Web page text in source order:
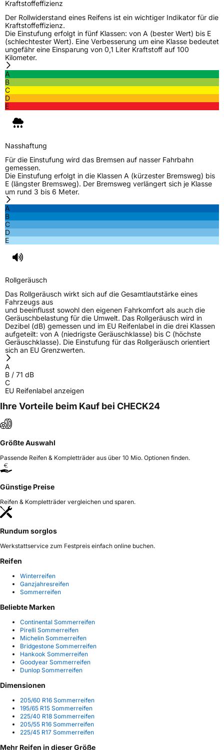
Kraftstoffeffizienz
Der Rollwiderstand eines Reifens ist ein wichtiger Indikator für die
Kraftstoffeffizienz.
Die Einstufung erfolgt in fünf Klassen: von A (bester Wert) bis E
(schlechtester Wert). Eine Verbesserung um eine Klasse bedeutet
ungefähr eine Einsparung von 0,1 Liter Kraftstoff auf 100
Kilometer.
A
B
C
D
E
Nasshaftung
Für die Einstufung wird das Bremsen auf nasser Fahrbahn
gemessen.
Die Einstufung erfolgt in die Klassen A (kürzester Bremsweg) bis
E (längster Bremsweg). Der Bremsweg verlängert sich je Klasse
um rund 3 bis 6 Meter.
A
B
C
D
E
Rollgeräusch
Das Rollgeräusch wirkt sich auf die Gesamtlautstärke eines
Fahrzeugs aus
und beeinflusst sowohl den eigenen Fahrkomfort als auch die
Geräuschbelastung für die Umwelt. Das Rollgeräusch wird in
Dezibel (dB) gemessen und im EU Reifenlabel in die drei Klassen
aufgeteilt: von A (niedrigste Geräuschklasse) bis C (höchste
Geräuschklasse). Die Einstufung für das Rollgeräusch orientiert
sich an EU Grenzwerten.
A
B / 71 dB
C
EU Reifenlabel anzeigen
Ihre Vorteile beim Kauf bei CHECK24
Größte Auswahl
Passende Reifen & Kompletträder aus über 10 Mio. Optionen finden.
Günstige Preise
Reifen & Kompletträder vergleichen und sparen.
Rundum sorglos
Werkstattservice zum Festpreis einfach online buchen.
Reifen
Winterreifen
Ganzjahresreifen
Sommerreifen
Beliebte Marken
Continental Sommerreifen
Pirelli Sommerreifen
Michelin Sommerreifen
Bridgestone Sommerreifen
Hankook Sommerreifen
Goodyear Sommerreifen
Dunlop Sommerreifen
Dimensionen
205/60 R16 Sommerreifen
195/65 R15 Sommerreifen
225/40 R18 Sommerreifen
205/55 R16 Sommerreifen
225/45 R17 Sommerreifen
Mehr Reifen in dieser Größe